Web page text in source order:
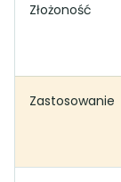
Złożoność
Zastosowanie